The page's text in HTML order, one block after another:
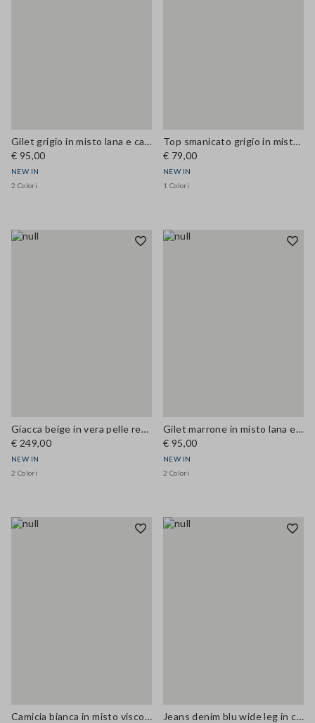
Gilet grigio in misto lana e cashmere regular fit
€ 95,00
NEW IN
2 Colori
Top smanicato grigio in misto lana a collo alto regular fit
€ 79,00
NEW IN
1 Colori
Giacca beige in vera pelle regular fit
€ 249,00
NEW IN
2 Colori
Gilet marrone in misto lana e cashmere regular fit
€ 95,00
NEW IN
2 Colori
Camicia bianca in misto viscosa con collo a fiocco regular fit
Jeans denim blu wide leg in cotone elasticizzato